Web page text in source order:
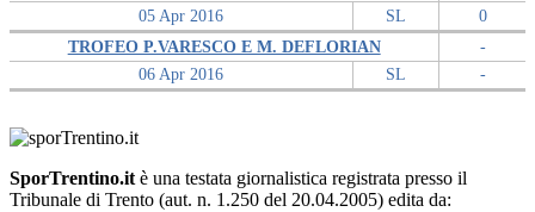
05 Apr 2016
SL
0
06 Apr 2016
TROFEO P.VARESCO E M. DEFLORIAN
SL
-
-
SporTrentino.it è una testata giornalistica registrata presso il
Tribunale di Trento (aut. n. 1.250 del 20.04.2005) edita da: